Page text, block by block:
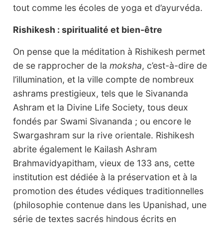
tout comme les écoles de yoga et d’ayurvéda.
Rishikesh : spiritualité et bien-être
On pense que la méditation à Rishikesh permet
de se rapprocher de lamoksha, c’est-à-dire de
l’illumination, et la ville compte de nombreux
ashrams prestigieux, tels que le Sivananda
Ashram et la Divine Life Society, tous deux
fondés par Swami Sivananda ; ou encore le
Swargashram sur la rive orientale. Rishikesh
abrite également le Kailash Ashram
Brahmavidyapitham, vieux de 133 ans, cette
institution est dédiée à la préservation et à la
promotion des études védiques traditionnelles
(philosophie contenue dans les Upanishad, une
série de textes sacrés hindous écrits en